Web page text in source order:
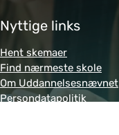
Nyttige links
Hent skemaer
Find nærmeste skole
Om Uddannelsesnævnet
Persondatapolitik